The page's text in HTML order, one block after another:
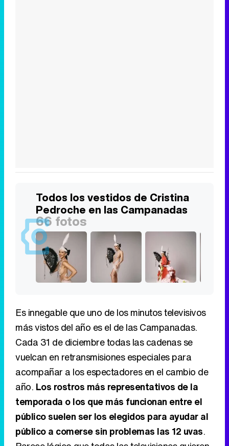
Todos los vestidos de Cristina
Pedroche en las Campanadas
66 fotos
Es innegable que uno de los minutos televisivos
más vistos del año es el de las Campanadas.
Cada 31 de diciembre todas las cadenas se
vuelcan en retransmisiones especiales para
acompañar a los espectadores en el cambio de
año. Los rostros más representativos de la
temporada o los que más funcionan entre el
público suelen ser los elegidos para ayudar al
público a comerse sin problemas las 12 uvas.